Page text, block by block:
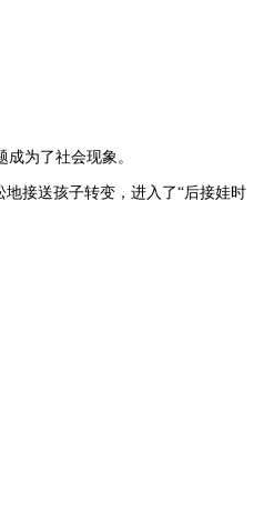
为了社会现象。
接送孩子转变，进入了“后接娃时